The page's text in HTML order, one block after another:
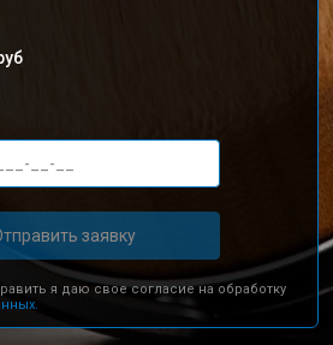
заявку
я даю свое согласие на обработку